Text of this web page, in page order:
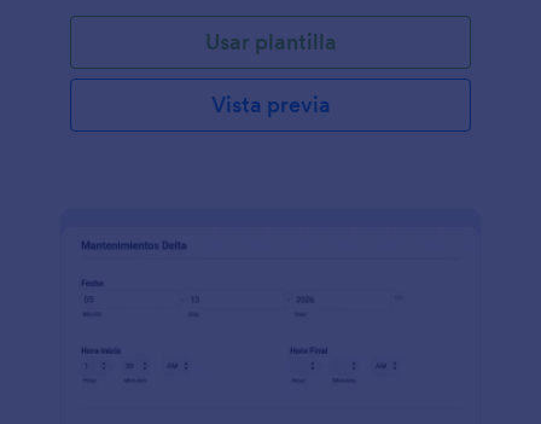
Usar plantilla
Vista previa